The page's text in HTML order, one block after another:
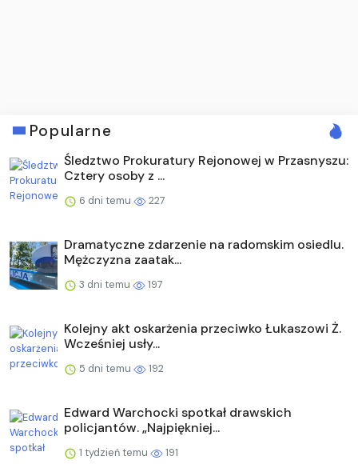
Popularne
Śledztwo Prokuratury Rejonowej w Przasnyszu:
Cztery osoby z ...
6 dni temu 227
Dramatyczne zdarzenie na radomskim osiedlu.
Mężczyzna zaatak...
3 dni temu 197
Kolejny akt oskarżenia przeciwko Łukaszowi Ż.
Wcześniej usły...
5 dni temu 192
Edward Warchocki spotkał drawskich
policjantów. „Najpiękniej...
1 tydzień temu 191